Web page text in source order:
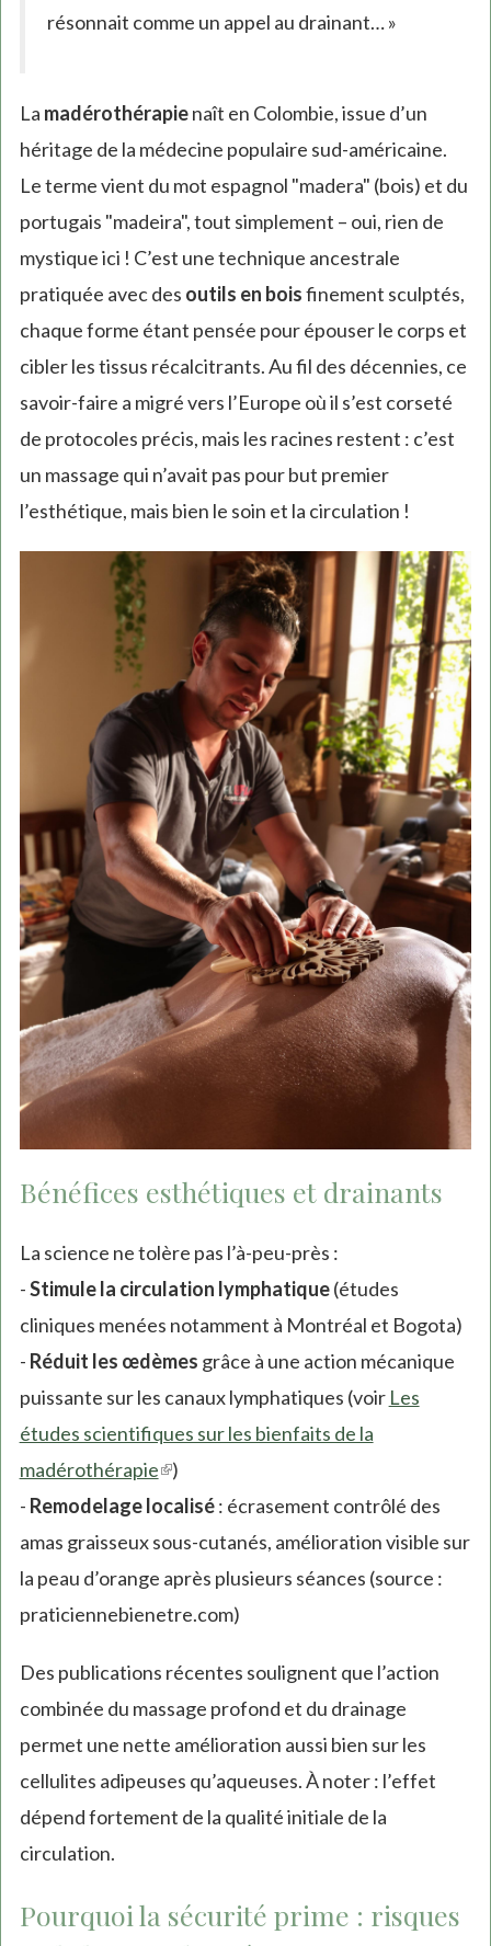
résonnait comme un appel au drainant… »
La madérothérapienaît en Colombie, issue d’un
héritage de la médecine populaire sud-américaine.
Le terme vient du mot espagnol "madera" (bois) et du
portugais "madeira", tout simplement – oui, rien de
mystique ici ! C’est une technique ancestrale
pratiquée avec des outils en boisfinement sculptés,
chaque forme étant pensée pour épouser le corps et
cibler les tissus récalcitrants. Au fil des décennies, ce
savoir-faire a migré vers l’Europe où il s’est corseté
de protocoles précis, mais les racines restent : c’est
un massage qui n’avait pas pour but premier
l’esthétique, mais bien le soin et la circulation !
Bénéfices esthétiques et drainants
La science ne tolère pas l’à-peu-près :
-Stimule la circulation lymphatique(études
cliniques menées notamment à Montréal et Bogota)
- Réduit les œdèmes grâce à une action mécanique
puissante sur les canaux lymphatiques (voir Les
études scientifiques sur les bienfaits de la
madérothérapie(link
is
external)
)
- Remodelage localisé: écrasement contrôlé des
amas graisseux sous-cutanés, amélioration visible sur
la peau d’orange après plusieurs séances (source :
praticiennebienetre.com)
Des publications récentes soulignent que l’action
combinée du massage profond et du drainage
permet une nette amélioration aussi bien sur les
cellulites adipeuses qu’aqueuses. À noter : l’effet
dépend fortement de la qualité initiale de la
circulation.
Pourquoi la sécurité prime : risques